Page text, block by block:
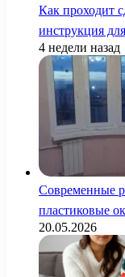
Как проходит
инструкция
4 недели назад
Современные
пластиковые
20.05.2026